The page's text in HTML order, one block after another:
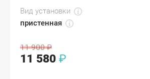
Вид установки
пристенная
11 900 ₽
11 580 ₽